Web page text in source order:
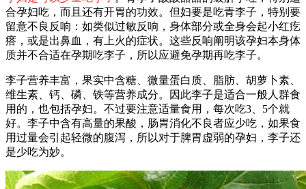
合孕妇吃，而且还有开胃的功效。但妇要是吃青李子，特别要
留意不良反响：如类似过敏反响，身体部分或全身会起小红疙
瘩，或是出鼻血，有上火的症状。这些反响阐明该孕妇本身体
质并不合适在孕期吃李子，所以应避免孕期再吃李子。
李子营养丰富，果实中含糖、微量蛋白质、脂肪、胡萝卜素、
维生素、钙、磷、铁等营养成分。因此李子是适合一般人群食
用的，也包括孕妇。不过要注意适量食用，每次吃3、5个就
好。李子中含有高量的果酸，肠胃消化不良者应少吃，如果食
用过量会引起轻微的腹泻，所以对于脾胃虚弱的孕妇，李子还
是少吃为妙。